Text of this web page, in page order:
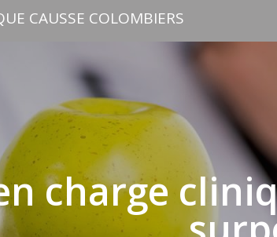
CAUSSE COLOMBIERS
charge